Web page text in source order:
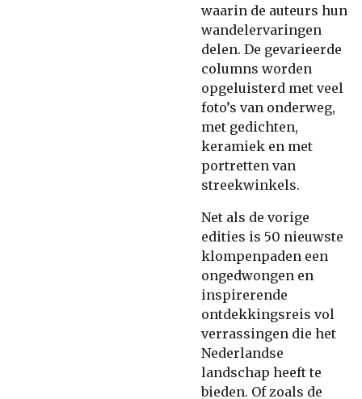
waarin de auteurs hun
wandelervaringen
delen. De gevarieerde
columns worden
opgeluisterd met veel
foto’s van onderweg,
met gedichten,
keramiek en met
portretten van
streekwinkels.
Net als de vorige
edities is 50 nieuwste
klompenpaden een
ongedwongen en
inspirerende
ontdekkingsreis vol
verrassingen die het
Nederlandse
landschap heeft te
bieden. Of zoals de